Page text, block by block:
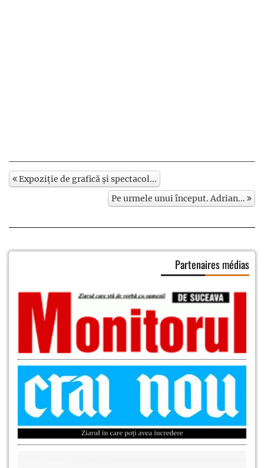
Expoziție de grafică și spectacol...
Pe urmele unui început. Adrian...
Partenaires médias